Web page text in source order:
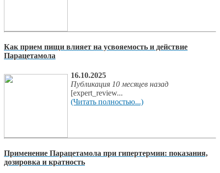
Как прием пищи влияет на усвояемость и действие
Парацетамола
16.10.2025
Публикация 10 месяцев назад
[expert_review...
(Читать полностью...)
Применение Парацетамола при гипертермии: показания,
дозировка и кратность